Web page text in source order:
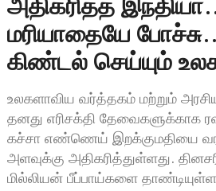
மரியாதையே
கிண்டல் செய்யும்
உலகளாவிய வர்த்தகம் மற்றும்
தனது எரிசக்தி தேவைகளுக்காக
கச்சா எண்ணெய் இறக்குமதியை
அளவுக்கு அதிகரித்துள்ளது.
மில்லியன் பீப்பாய்களை